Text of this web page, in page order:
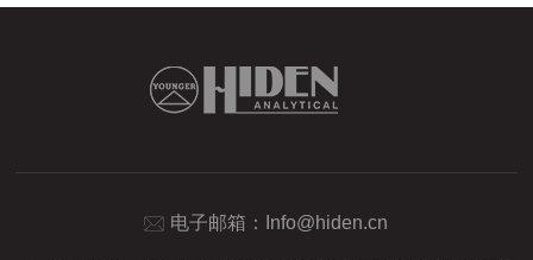
电子邮箱： Info@hiden.cn